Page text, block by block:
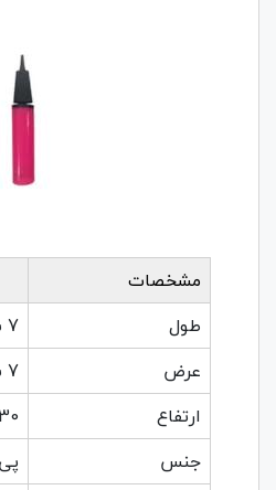
مشخصات
طول
7 سانتی متر
عرض
7 سانتی متر
ارتفاع
30
جنس